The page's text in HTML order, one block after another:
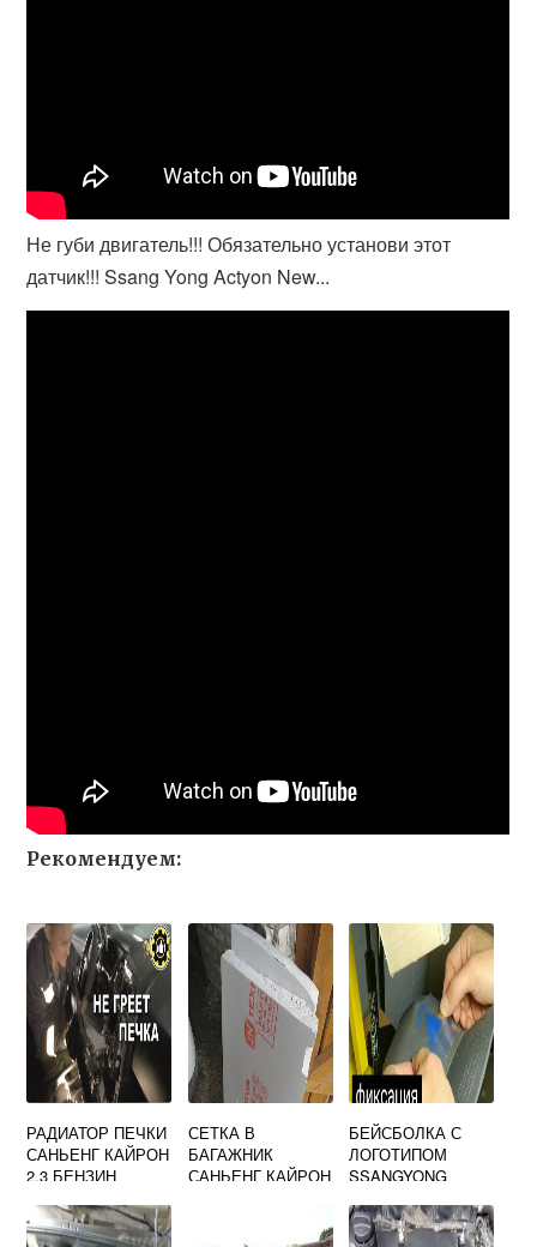
Не губи двигатель!!! Обязательно установи этот
датчик!!! Ssang Yong Actyon New...
Рекомендуем:
РАДИАТОР ПЕЧКИ
САНЬЕНГ КАЙРОН
2.3 БЕНЗИН
СЕТКА В
БАГАЖНИК
САНЬЕНГ КАЙРОН
БЕЙСБОЛКА С
ЛОГОТИПОМ
SSANGYONG